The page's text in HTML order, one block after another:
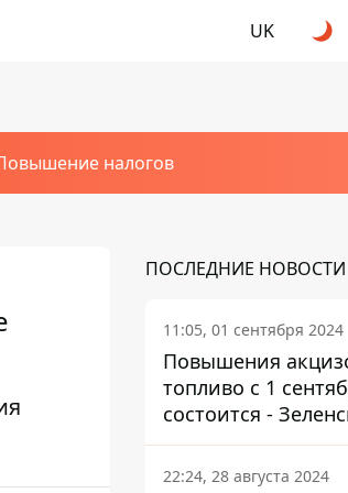
UK
налогов
ПОСЛЕДНИЕ НОВОСТИ
11:05, 01 сентября 2024
Повышения
топливо с 1
состоится -
подписал закон
22:24, 28 августа 2024